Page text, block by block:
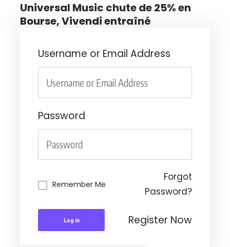
Universal Music chute de 25% en
Bourse, Vivendi entraîné
Username or Email Address
Password
Remember Me
Forgot
Password?
Log In Register Now